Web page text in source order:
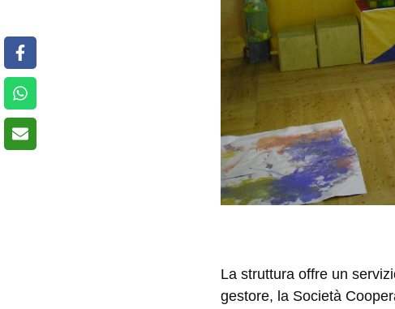
La struttura offre un
gestore, la Società